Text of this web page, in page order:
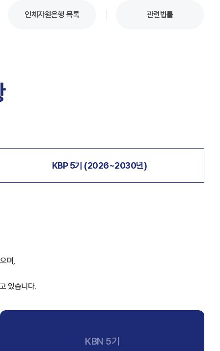
인체자원은행 목록 관련법률
KBP 5기 (2026~2030년)
며,
있습니다.
KBN 5기